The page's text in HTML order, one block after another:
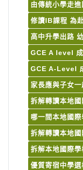
由傳統小學走
修讀IB課程 為
高中升學出路
GCE A level 成
GCE A-Level
家長應與子女
拆解轉讀本地
哪一間本地國
拆解轉讀本地
拆解本地國際
優質寄宿中學